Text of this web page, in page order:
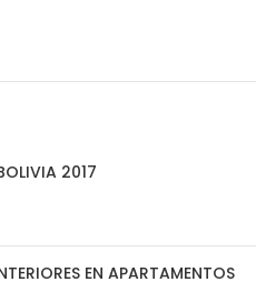
2017
EN APARTAMENTOS